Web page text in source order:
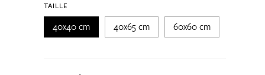
TAILLE
40x40 cm 40x65 cm 60x60 cm